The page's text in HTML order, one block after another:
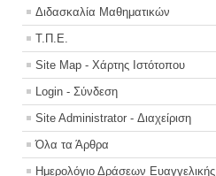
Διδασκαλία Μαθηματικών
Τ.Π.Ε.
Site Map - Χάρτης Ιστότοπου
Login - Σύνδεση
Site Administrator - Διαχείριση
Όλα τα Άρθρα
Ημερολόγιο Δράσεων Ευαγγελικής